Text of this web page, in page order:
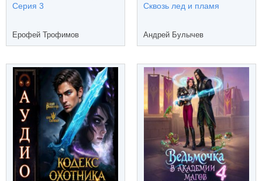
Серия 3
Ерофей Трофимов
Сквозь лед и пламя
Андрей Булычев